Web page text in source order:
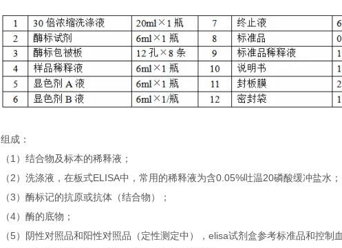
组成：
（1）结合物及标本的稀释液；
（2）洗涤液，在板式ELISA中，常用的稀释液为含0.05%吐温20磷酸缓冲盐水；
（3）酶标记的抗原或抗体（结合物）；
（4）酶的底物；
（5）阴性对照品和阳性对照品（定性测定中），elisa试剂盒参考标准品和控制